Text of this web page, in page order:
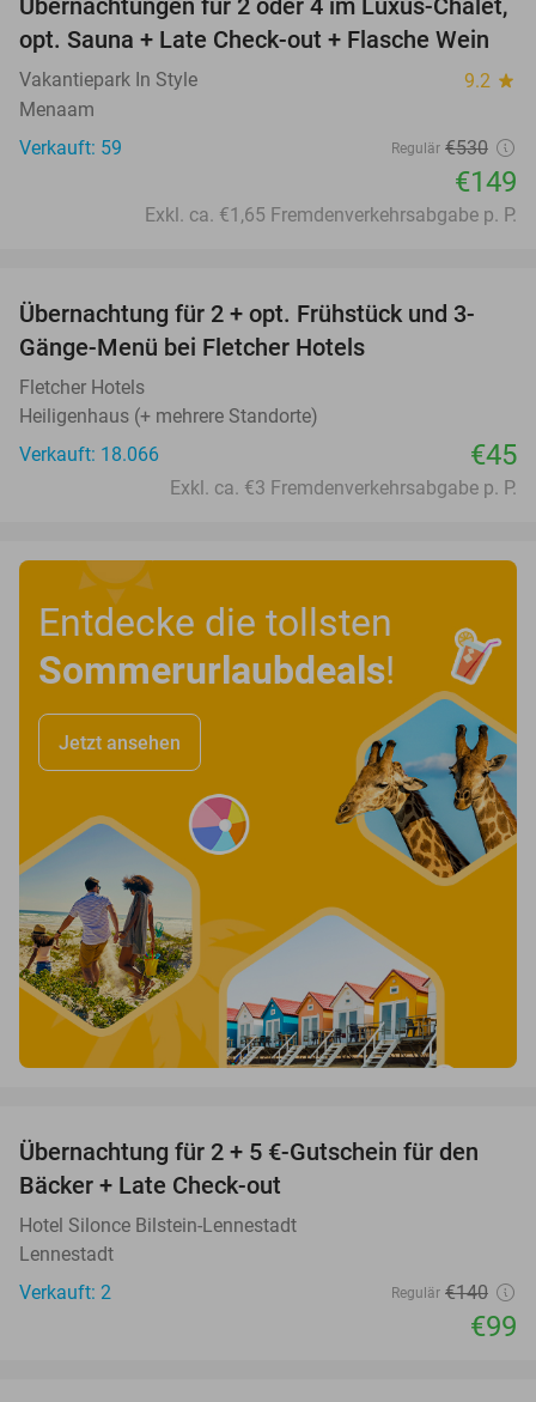
72%
Übernachtungen für 2 oder 4 im Luxus-Chalet,
opt. Sauna + Late Check-out + Flasche Wein
Vakantiepark In Style 9.2 star
Menaam
Verkauft: 59
Regulär €530
€149
Exkl. ca. €1,65 Fremdenverkehrsabgabe p. P.
Übernachtung für 2 + opt. Frühstück und 3-
Gänge-Menü bei Fletcher Hotels
Fletcher Hotels
Heiligenhaus (+ mehrere Standorte)
Verkauft: 18.066
€45
Exkl. ca. €3 Fremdenverkehrsabgabe p. P.
Entdecke die tollsten
Sommerurlaubdeals!
Jetzt ansehen
29%
Übernachtung für 2 + 5 €-Gutschein für den
Bäcker + Late Check-out
Hotel Silonce Bilstein-Lennestadt
Lennestadt
Verkauft: 2
Regulär €140
€99